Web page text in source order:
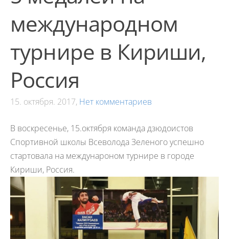
международном
турнире в Кириши,
Россия
15. октября. 2017, Нет комментариев
В воскресенье, 15.октября команда дзюдоистов
Спортивной школы Всеволода Зеленого успешно
стартовала на междунароном турнире в городе
Кириши, Россия.